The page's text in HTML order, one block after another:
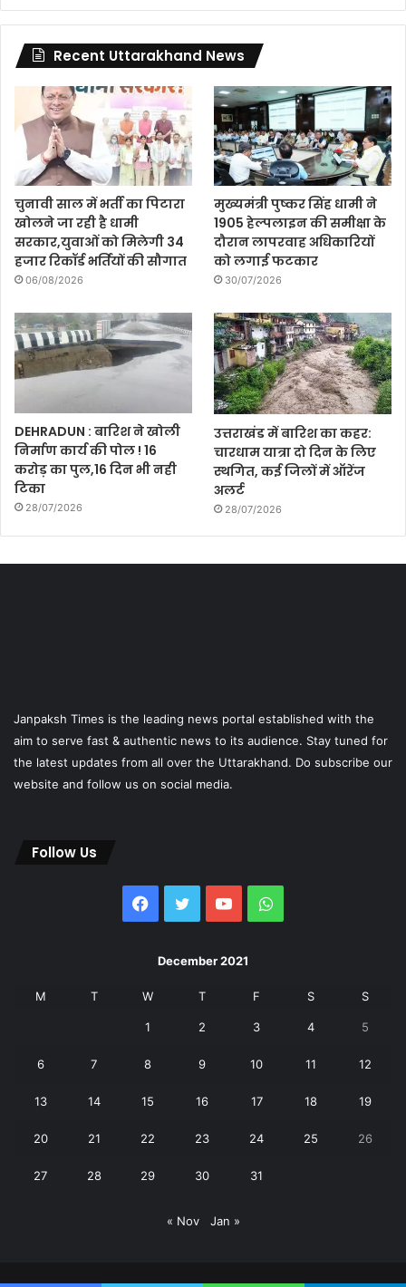
Recent Uttarakhand News
चुनावी साल में भर्ती का पिटारा
खोलने जा रही है धामी
सरकार,युवाओं को मिलेगी 34
हजार रिकॉर्ड भर्तियों की सौगात
06/08/2026
मुख्यमंत्री पुष्कर सिंह धामी ने
1905 हेल्पलाइन की समीक्षा के
दौरान लापरवाह अधिकारियों
को लगाई फटकार
30/07/2026
DEHRADUN : बारिश ने खोली
निर्माण कार्य की पोल ! 16
करोड़ का पुल,16 दिन भी नही
टिका
28/07/2026
उत्तराखंड में बारिश का कहर:
चारधाम यात्रा दो दिन के लिए
स्थगित, कई जिलों में ऑरेंज
अलर्ट
28/07/2026
Janpaksh Times is the leading news portal established with the
aim to serve fast & authentic news to its audience. Stay tuned for
the latest updates from all over the Uttarakhand. Do subscribe our
website and follow us on social media.
Follow Us
Facebook
Twitter YouTubeWhatsApp
December 2021
M T W T F S S
1 2 3 4 5
6 7 8 9 10 11 12
13 14 15 16 17 18 19
20 21 22 23 24 25 26
27 28 29 30 31
« Nov Jan »